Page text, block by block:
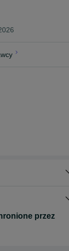
23% oraz
przez